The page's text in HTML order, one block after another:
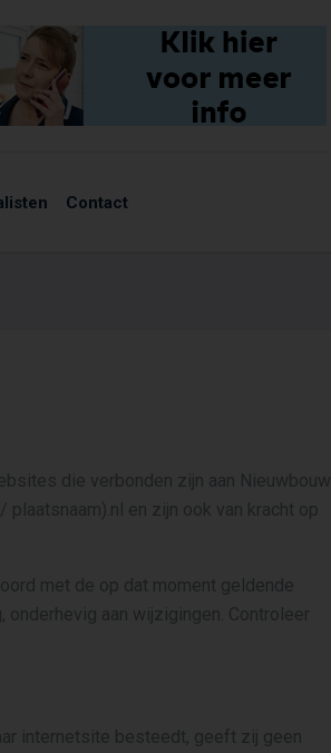
Contact
die verbonden zijn aan Nieuwbouw
en zijn ook van kracht op
met de op dat moment geldende
aan wijzigingen. Controleer
internetsite besteedt, geeft zij geen